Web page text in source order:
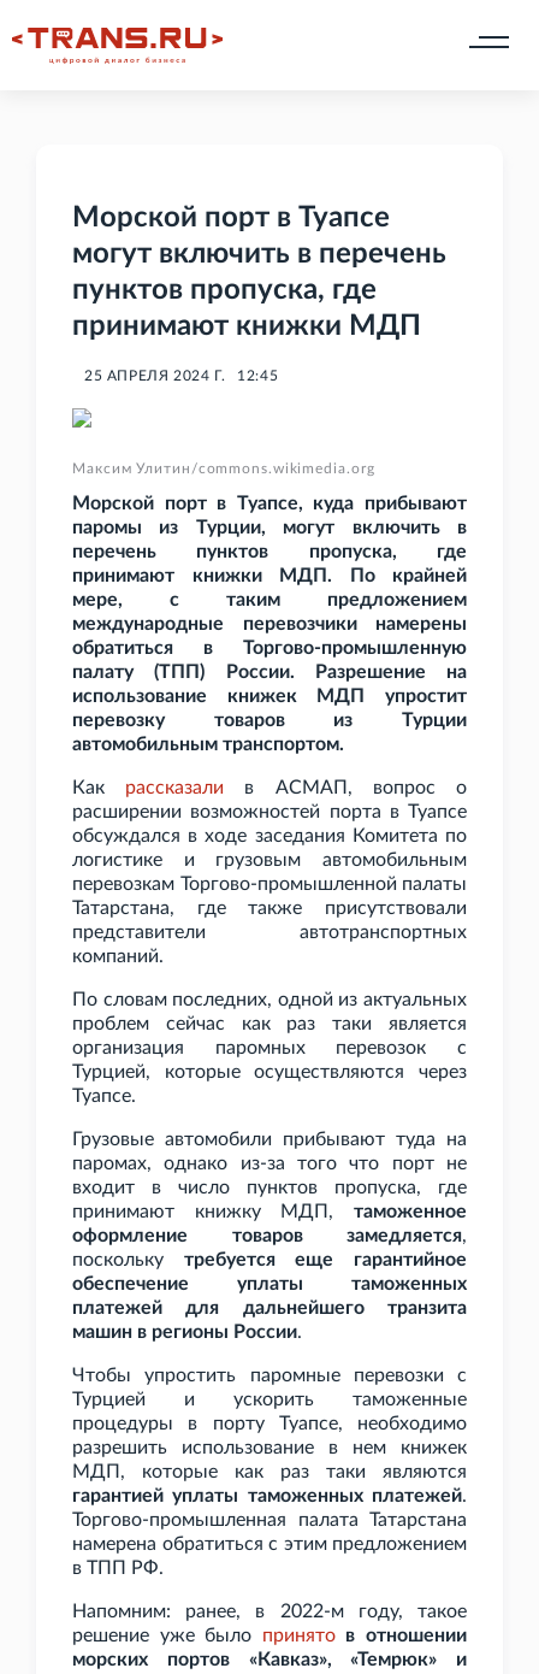
Морской порт в Туапсе
могут включить в перечень
пунктов пропуска, где
принимают книжки МДП
25 АПРЕЛЯ 2024 Г. 12:45
Максим Улитин/commons.wikimedia.org
Морской порт в Туапсе, куда прибывают
паромы из Турции, могут включить в
перечень пунктов пропуска, где
принимают книжки МДП. По крайней
мере, с таким предложением
международные перевозчики намерены
обратиться в Торгово-промышленную
палату (ТПП) России. Разрешение на
использование книжек МДП упростит
перевозку товаров из Турции
автомобильным транспортом.
Как рассказали в АСМАП, вопрос о
расширении возможностей порта в Туапсе
обсуждался в ходе заседания Комитета по
логистике и грузовым автомобильным
перевозкам Торгово-промышленной палаты
Татарстана, где также присутствовали
представители автотранспортных
компаний.
По словам последних, одной из актуальных
проблем сейчас как раз таки является
организация паромных перевозок с
Турцией, которые осуществляются через
Туапсе.
Грузовые автомобили прибывают туда на
паромах, однако из-за того что порт не
входит в число пунктов пропуска, где
принимают книжку МДП, таможенное
оформление товаров замедляется,
поскольку требуется еще гарантийное
обеспечение уплаты таможенных
платежей для дальнейшего транзита
машин в регионы России.
Чтобы упростить паромные перевозки с
Турцией и ускорить таможенные
процедуры в порту Туапсе, необходимо
разрешить использование в нем книжек
МДП, которые как раз таки являются
гарантией уплаты таможенных платежей.
Торгово-промышленная палата Татарстана
намерена обратиться с этим предложением
в ТПП РФ.
Напомним: ранее, в 2022-м году, такое
решение уже было принято в отношении
морских портов «Кавказ», «Темрюк» и